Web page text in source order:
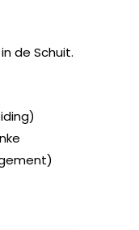
de Schuit.